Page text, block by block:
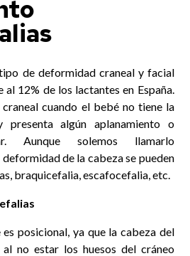
de deformidad craneal y facial
12% de los lactantes en España.
cuando el bebé no tiene la
presenta algún aplanamiento o
Aunque solemos llamarlo
de la cabeza se pueden
braquicefalia, escafocefalia, etc.
es posicional, ya que la cabeza del
no estar los huesos del cráneo